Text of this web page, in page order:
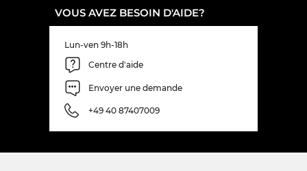
VOUS AVEZ BESOIN D'AIDE?
Lun-ven 9h-18h
Centre d'aide
Envoyer une demande
+49 40 87407009